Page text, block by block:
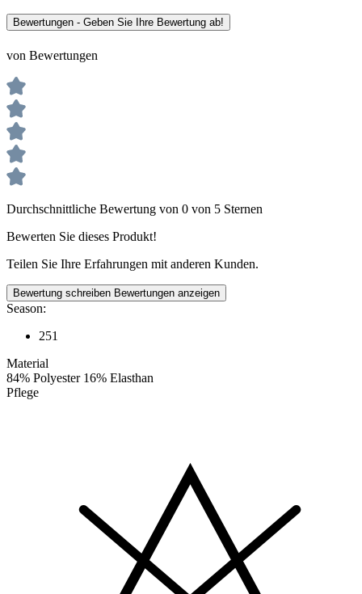
Bewertungen - Geben Sie Ihre Bewertung ab!
von Bewertungen
Durchschnittliche Bewertung von 0 von 5 Sternen
Bewerten Sie dieses Produkt!
Teilen Sie Ihre Erfahrungen mit anderen Kunden.
Bewertung schreiben Bewertungen anzeigen
Season:
251
Material
84% Polyester 16% Elasthan
Pflege